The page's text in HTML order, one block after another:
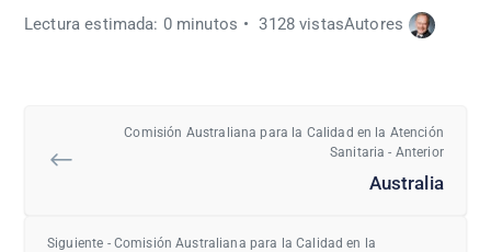
Lectura estimada: 0 minutos 3128 vistasAutores
Comisión Australiana para la Calidad en la Atención
Sanitaria - Anterior
Australia
Siguiente - Comisión Australiana para la Calidad en la